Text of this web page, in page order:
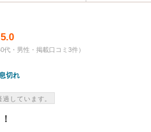
5.0
代・男性・掲載口コミ3件）
切れ
しています。